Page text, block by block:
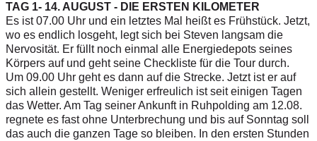
TAG 1- 14. AUGUST - DIE ERSTEN KILOMETER
Es ist 07.00 Uhr und ein letztes Mal heißt es Frühstück. Jetzt,
wo es endlich losgeht, legt sich bei Steven langsam die
Nervosität. Er füllt noch einmal alle Energiedepots seines
Körpers auf und geht seine Checkliste für die Tour durch.
Um 09.00 Uhr geht es dann auf die Strecke. Jetzt ist er auf
sich allein gestellt. Weniger erfreulich ist seit einigen Tagen
das Wetter. Am Tag seiner Ankunft in Ruhpolding am 12.08.
regnete es fast ohne Unterbrechung und bis auf Sonntag soll
das auch die ganzen Tage so bleiben. In den ersten Stunden